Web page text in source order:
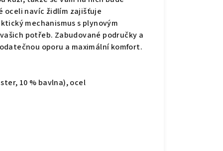
oceli navíc židlím zajišťuje
mechanismus s plynovým
potřeb. Zabudované područky a
oporu a maximální komfort.
10 % bavlna), ocel